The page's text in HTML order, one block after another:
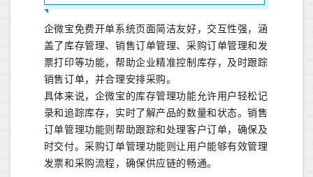
企微宝免费开单系统页面简洁友好，交互性强，涵
盖了库存管理、销售订单管理、采购订单管理和发
票打印等功能，帮助企业精准控制库存，及时跟踪
销售订单，并合理安排采购。
具体来说，企微宝的库存管理功能允许用户轻松记
录和追踪库存，实时了解产品的数量和状态。销售
订单管理功能则帮助跟踪和处理客户订单，确保及
时交付。采购订单管理功能则让用户能够有效管理
发票和采购流程，确保供应链的畅通。